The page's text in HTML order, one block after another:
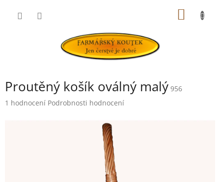
Proutěný košík oválný malý 956
Průměrné
1 hodnocení Podrobnosti hodnocení